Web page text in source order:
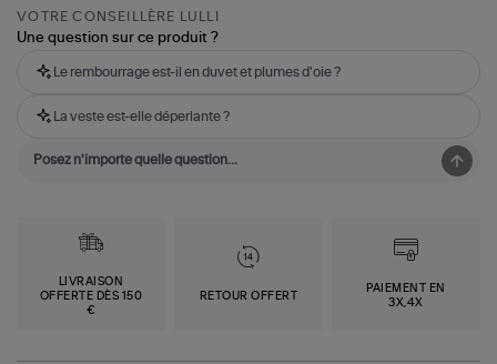
VOTRE CONSEILLÈRE LULLI
Une question sur ce produit ?
Le rembourrage est-il en duvet et plumes d'oie ?
La veste est-elle déperlante ?
LIVRAISON
OFFERTE DÈS 150
€
RETOUR OFFERT
PAIEMENT EN
3X,4X